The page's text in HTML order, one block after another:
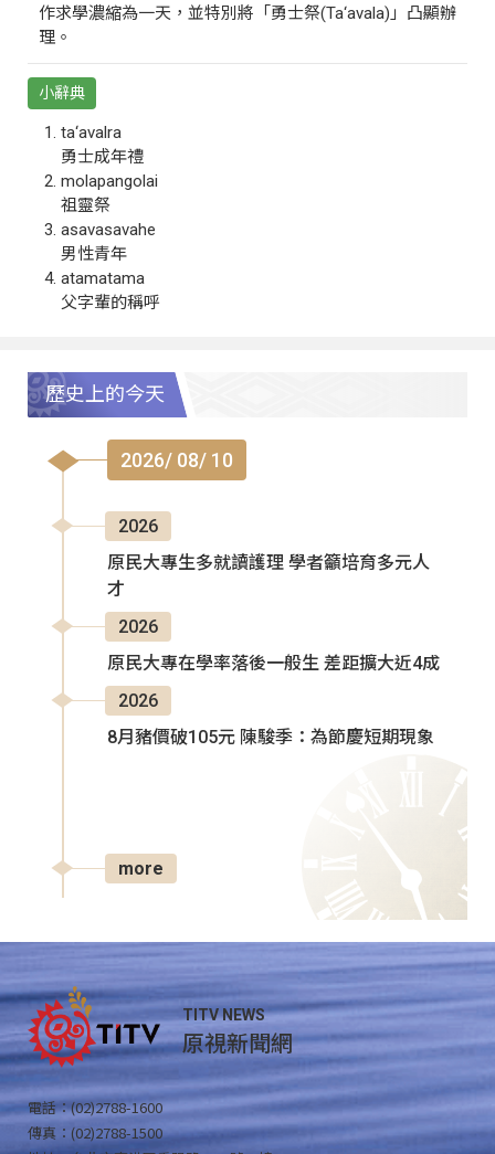
作求學濃縮為一天，並特別將「勇士祭(Ta‘avala)」凸顯辦
理。
小辭典
ta‘avalra
勇士成年禮
molapangolai
祖靈祭
asavasavahe
男性青年
atamatama
父字輩的稱呼
歷史上的今天
2026/ 08/ 10
2026
原民大專生多就讀護理 學者籲培育多元人
才
2026
原民大專在學率落後一般生 差距擴大近4成
2026
8月豬價破105元 陳駿季：為節慶短期現象
more
TITV NEWS
原視新聞網
電話：(02)2788-1600
傳真：(02)2788-1500